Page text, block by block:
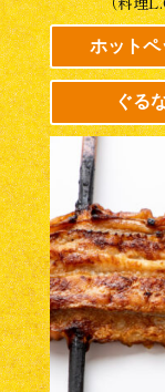
ホットペ
ぐる